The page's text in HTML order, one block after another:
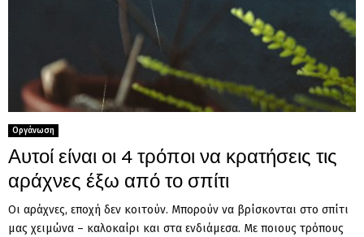
Οργάνωση
Αυτοί είναι οι 4 τρόποι να κρατήσεις τις
αράχνες έξω από το σπίτι
Οι αράχνες, εποχή δεν κοιτούν. Μπορούν να βρίσκονται στο σπίτι
μας χειμώνα – καλοκαίρι και στα ενδιάμεσα. Με ποιους τρόπους